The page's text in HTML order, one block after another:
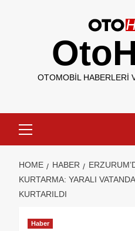
OTOMOBIL HABERLERI
HOME HABER
KURTARMA: YARALI
KURTARILDI
Haber